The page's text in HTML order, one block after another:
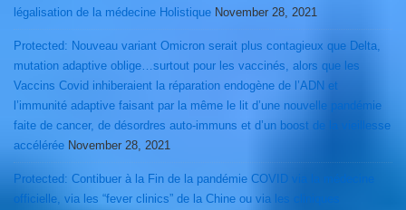
légalisation de la médecine Holistique November 28, 2021
Protected: Nouveau variant Omicron serait plus contagieux que Delta,
mutation adaptive oblige…surtout pour les vaccinés, alors que les
Vaccins Covid inhiberaient la réparation endogène de l’ADN et
l’immunité adaptive faisant par la même le lit d’une nouvelle pandémie
faite de cancer, de désordres auto-immuns et d’un boost de la vieillesse
accélérée November 28, 2021
Protected: Contibuer à la Fin de la pandémie COVID via la médecine
officielle, via les “fever clinics” de la Chine ou via les cliniques